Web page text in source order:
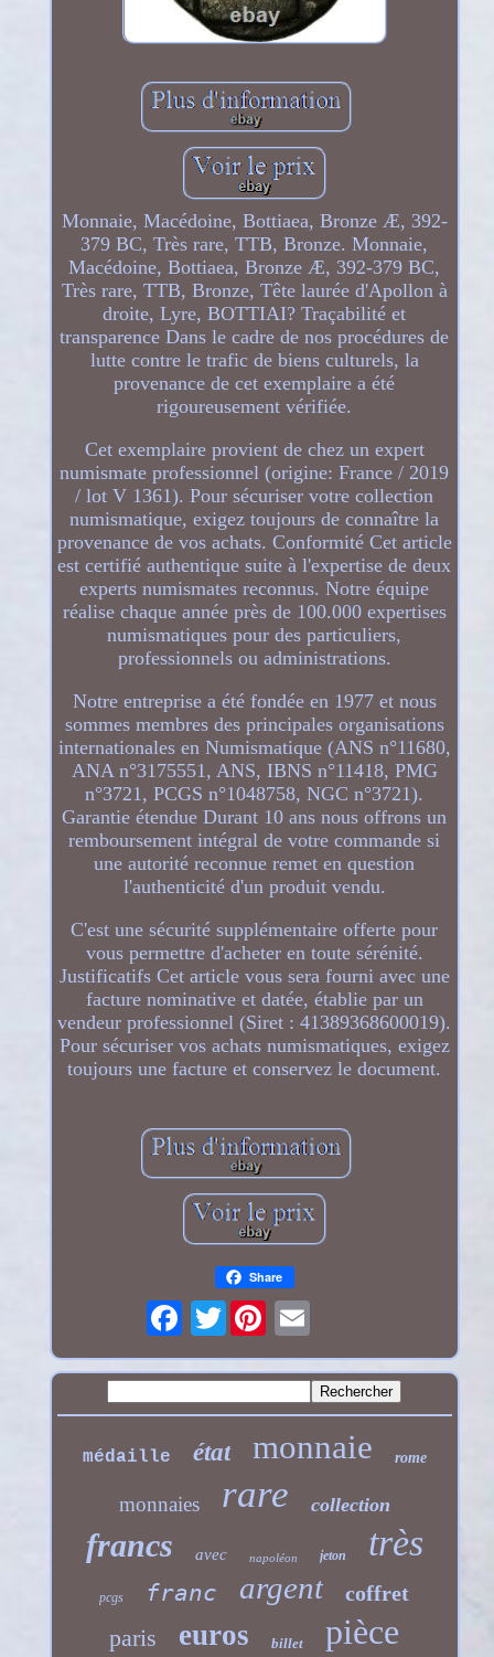
Monnaie, Macédoine, Bottiaea, Bronze Æ, 392-
379 BC, Très rare, TTB, Bronze. Monnaie,
Macédoine, Bottiaea, Bronze Æ, 392-379 BC,
Très rare, TTB, Bronze, Tête laurée d'Apollon à
droite, Lyre, BOTTIAI? Traçabilité et
transparence Dans le cadre de nos procédures de
lutte contre le trafic de biens culturels, la
provenance de cet exemplaire a été
rigoureusement vérifiée.
Cet exemplaire provient de chez un expert
numismate professionnel (origine: France / 2019
/ lot V 1361). Pour sécuriser votre collection
numismatique, exigez toujours de connaître la
provenance de vos achats. Conformité Cet article
est certifié authentique suite à l'expertise de deux
experts numismates reconnus. Notre équipe
réalise chaque année près de 100.000 expertises
numismatiques pour des particuliers,
professionnels ou administrations.
Notre entreprise a été fondée en 1977 et nous
sommes membres des principales organisations
internationales en Numismatique (ANS n°11680,
ANA n°3175551, ANS, IBNS n°11418, PMG
n°3721, PCGS n°1048758, NGC n°3721).
Garantie étendue Durant 10 ans nous offrons un
remboursement intégral de votre commande si
une autorité reconnue remet en question
l'authenticité d'un produit vendu.
C'est une sécurité supplémentaire offerte pour
vous permettre d'acheter en toute sérénité.
Justificatifs Cet article vous sera fourni avec une
facture nominative et datée, établie par un
vendeur professionnel (Siret : 41389368600019).
Pour sécuriser vos achats numismatiques, exigez
toujours une facture et conservez le document.
Share
Twitter
médaille état monnaie rome
monnaies rare collection
francs avec napoléon jeton très
pcgs franc argent coffret
paris euros billet pièce